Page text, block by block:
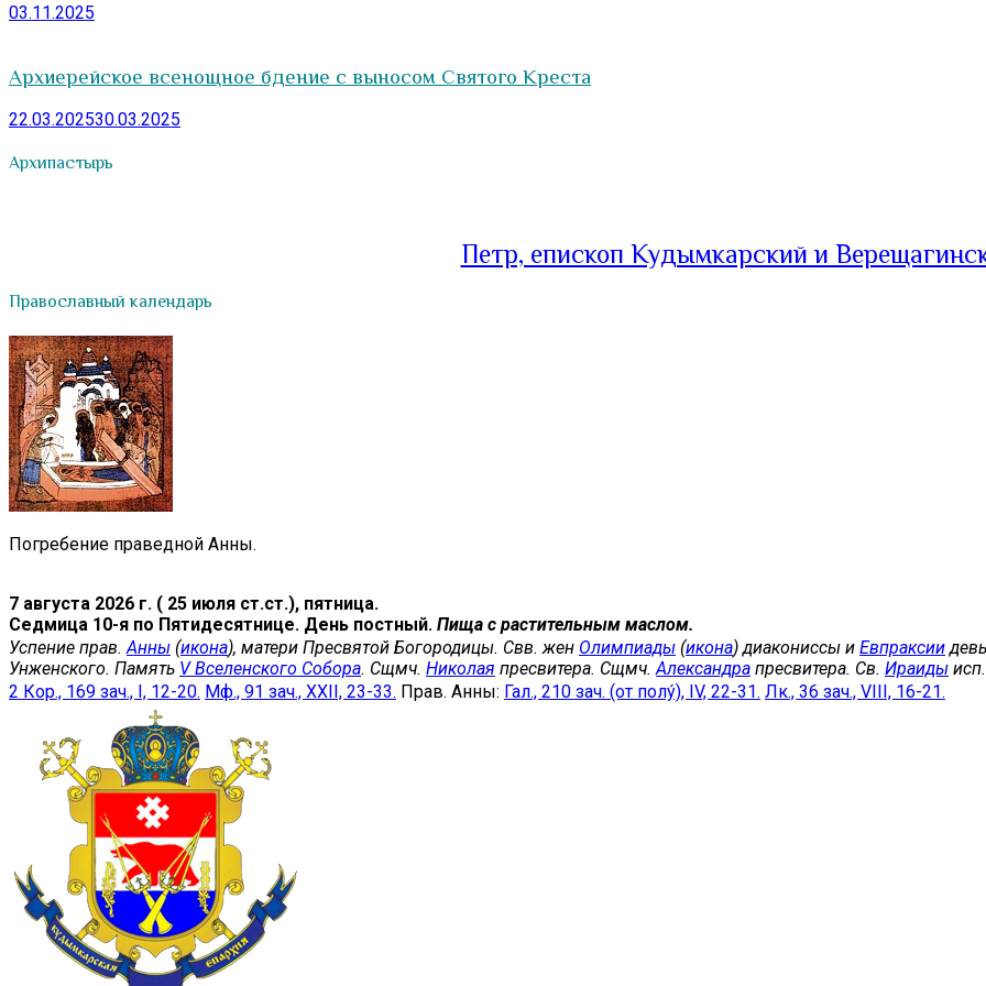
03.11.2025
Архиерейское всенощное бдение с выносом Святого Креста
22.03.202530.03.2025
Архипастырь
Петр, епископ Кудымкарский и
Православный календарь
Погребение праведной Анны.
7 августа 2026 г. ( 25 июля ст.ст.), пятница.
Седмица 10-я по Пятидесятнице. День постный. Пища с растительным маслом.
Успение прав. Анны (икона), матери Пресвятой Богородицы. Свв. жен Олимпиады (икона) диакониссы и Евпраксии
Унженского. Память V Вселенского Собора. Сщмч. Николая пресвитера. Сщмч. Александра пресвитера. Св. Ираиды исп.
2 Кор., 169 зач., I, 12-20. Мф., 91 зач., XXII, 23-33. Прав. Анны: Гал., 210 зач. (от полу́), IV, 22-31. Лк., 36 зач., VIII, 16-21.